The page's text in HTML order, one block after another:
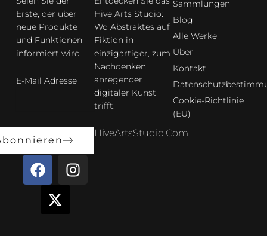
Hive Arts Studio:
Wo Abstraktes auf
Fiktion in
einzigartiger, zum
Nachdenken
anregender
digitaler Kunst
trifft.
HiveArtsStudio.com
Sammlungen
Blog
Alle Werke
Über
Kontakt
Cookie-Richtlinie
(EU)
Erste, der über
neue Produkte
und Funktionen
informiert wird
E-Mail Adresse
F
a
I
n
t
w